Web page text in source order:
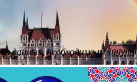
данных, необходимо